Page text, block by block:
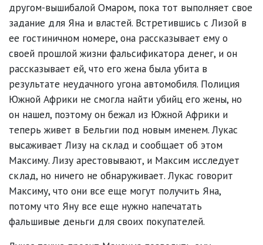
другом-вышибалой Омаром, пока тот выполняет свое
задание для Яна и властей. Встретившись с Лизой в
ее гостиничном номере, она рассказывает ему о
своей прошлой жизни фальсификатора денег, и он
рассказывает ей, что его жена была убита в
результате неудачного угона автомобиля. Полиция
Южной Африки не смогла найти убийц его жены, но
он нашел, поэтому он бежал из Южной Африки и
теперь живет в Бельгии под новым именем. Лукас
высаживает Лизу на склад и сообщает об этом
Максиму. Лизу арестовывают, и Максим исследует
склад, но ничего не обнаруживает. Лукас говорит
Максиму, что они все еще могут получить Яна,
потому что Яну все еще нужно напечатать
фальшивые деньги для своих покупателей.